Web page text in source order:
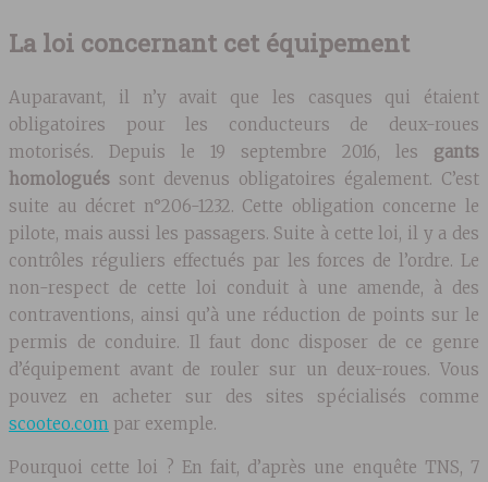
La loi concernant cet équipement
Auparavant, il n’y avait que les casques qui étaient
obligatoires pour les conducteurs de deux-roues
motorisés. Depuis le 19 septembre 2016, les gants
homologués sont devenus obligatoires également. C’est
suite au décret n°206-1232. Cette obligation concerne le
pilote, mais aussi les passagers. Suite à cette loi, il y a des
contrôles réguliers effectués par les forces de l’ordre. Le
non-respect de cette loi conduit à une amende, à des
contraventions, ainsi qu’à une réduction de points sur le
permis de conduire. Il faut donc disposer de ce genre
d’équipement avant de rouler sur un deux-roues. Vous
pouvez en acheter sur des sites spécialisés comme
scooteo.com par exemple.
Pourquoi cette loi ? En fait, d’après une enquête TNS, 7